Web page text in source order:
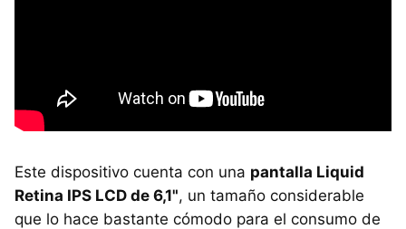
Este dispositivo cuenta con una pantalla Liquid
Retina IPS LCD de 6,1", un tamaño considerable
que lo hace bastante cómodo para el consumo de